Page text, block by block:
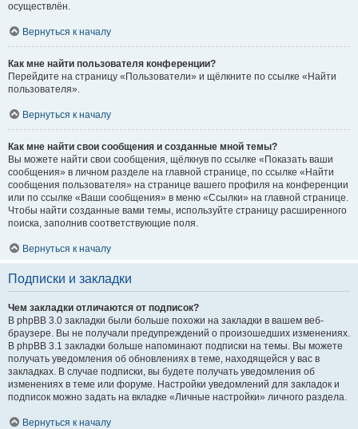
осуществлён.
Вернуться к началу
Как мне найти пользователя конференции?
Перейдите на страницу «Пользователи» и щёлкните по ссылке «Найти
пользователя».
Вернуться к началу
Как мне найти свои сообщения и созданные мной темы?
Вы можете найти свои сообщения, щёлкнув по ссылке «Показать ваши
сообщения» в личном разделе на главной странице, по ссылке «Найти
сообщения пользователя» на странице вашего профиля на конференции
или по ссылке «Ваши сообщения» в меню «Ссылки» на главной странице.
Чтобы найти созданные вами темы, используйте страницу расширенного
поиска, заполнив соответствующие поля.
Вернуться к началу
Подписки и закладки
Чем закладки отличаются от подписок?
В phpBB 3.0 закладки были больше похожи на закладки в вашем веб-
браузере. Вы не получали предупреждений о произошедших изменениях.
В phpBB 3.1 закладки больше напоминают подписки на темы. Вы можете
получать уведомления об обновлениях в теме, находящейся у вас в
закладках. В случае подписки, вы будете получать уведомления об
изменениях в теме или форуме. Настройки уведомлений для закладок и
подписок можно задать на вкладке «Личные настройки» личного раздела.
Вернуться к началу